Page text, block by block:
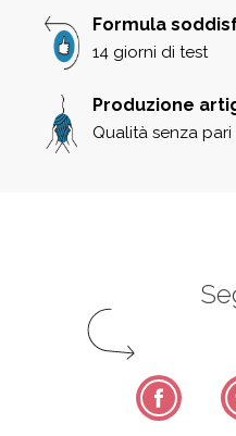
Formula
14 giorni di test
Produzione
Qualità senza pari